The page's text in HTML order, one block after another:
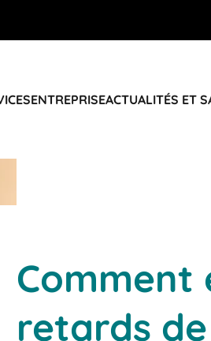
ENTREPRISEACTUALITÉS ET
Comment
retards